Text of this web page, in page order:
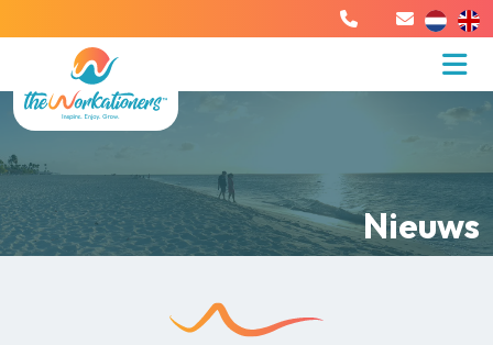
Nieuws